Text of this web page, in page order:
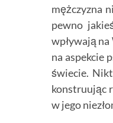
mężczyzna
pewno
wpływają
na aspekcie
świecie.
konstruując
w jego